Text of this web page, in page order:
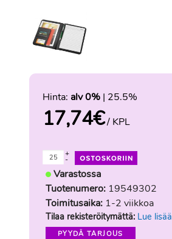
Hinta: alv 0% | 25.5%
17,74€/ KPL
-
+
Varastossa
Tuotenumero: 19549302
Toimitusaika: 1-2 viikkoa
Tilaa rekisteröitymättä: Lue lisää
PYYDÄ TARJOUS